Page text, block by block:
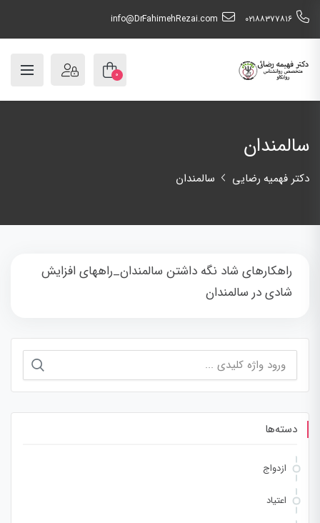
٠٢١٨٨٣٧٧٨١٦ info@DrFahimehRezai.com
۰
سالمندان
دکتر فهمیه رضایی سالمندان
راهکارهای شاد نگه داشتن سالمندان_راههای افزایش
شادی در سالمندان
جستجو
برای:
دسته‌ها
ازدواج
اعتیاد